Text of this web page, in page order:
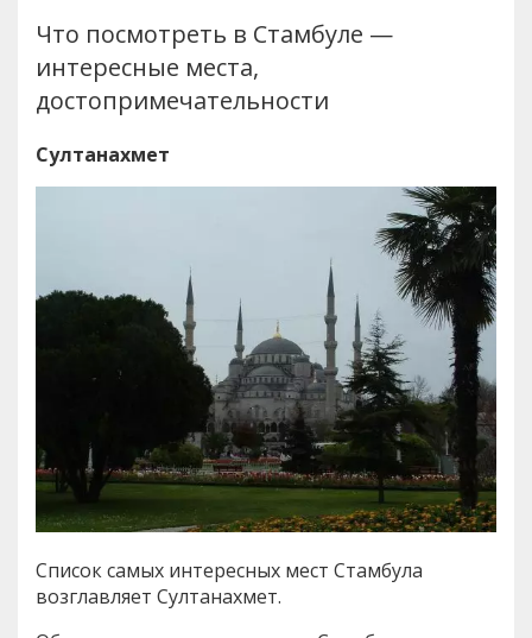
Что посмотреть в Стамбуле —
интересные места,
достопримечательности
Султанахмет
Список самых интересных мест Стамбула
возглавляет Султанахмет.